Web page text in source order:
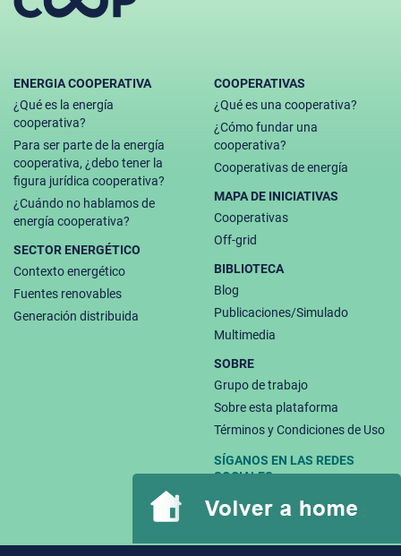
ENERGIA COOPERATIVA
¿Qué es la energía
cooperativa?
Para ser parte de la energía
cooperativa, ¿debo tener la
figura jurídica cooperativa?
¿Cuándo no hablamos de
energía cooperativa?
SECTOR ENERGÉTICO
Contexto energético
Fuentes renovables
Generación distribuida
COOPERATIVAS
¿Qué es una cooperativa?
¿Cómo fundar una
cooperativa?
Cooperativas de energía
MAPA DE INICIATIVAS
Cooperativas
Off-grid
BIBLIOTECA
Blog
Publicaciones/Simulado
Multimedia
SOBRE
Grupo de trabajo
Sobre esta plataforma
Términos y Condiciones de Uso
SÍGANOS EN LAS REDES
SOCIALES